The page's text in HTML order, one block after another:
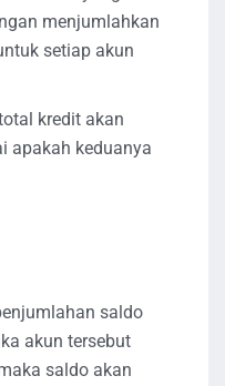
menjumlahkan
setiap akun
kredit akan
apakah keduanya
saldo
akun tersebut
saldo akan